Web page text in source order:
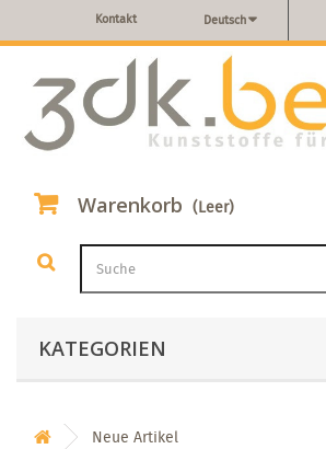
Deutsch
Kontakt
Warenkorb (Leer)
KATEGORIEN
Neue Artikel